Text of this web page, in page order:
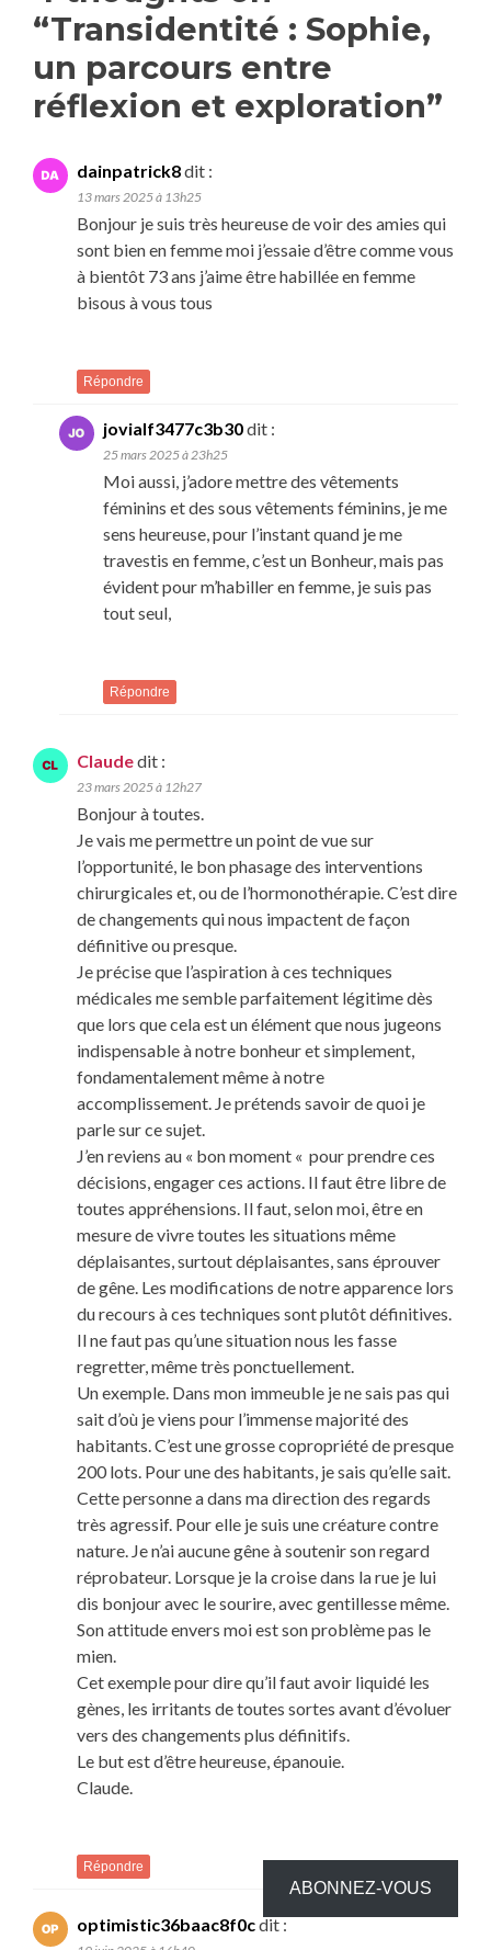
“Transidentité : Sophie,
un parcours entre
réflexion et exploration”
dainpatrick8dit :
13 mars 2025 à 13h25
Bonjour je suis très heureuse de voir des amies qui
sont bien en femme moi j’essaie d’être comme vous
à bientôt 73 ans j’aime être habillée en femme
bisous à vous tous
Répondre
jovialf3477c3b30dit :
25 mars 2025 à 23h25
Moi aussi, j’adore mettre des vêtements
féminins et des sous vêtements féminins, je me
sens heureuse, pour l’instant quand je me
travestis en femme, c’est un Bonheur, mais pas
évident pour m’habiller en femme, je suis pas
tout seul,
Répondre
Claudedit :
23 mars 2025 à 12h27
Bonjour à toutes.
Je vais me permettre un point de vue sur
l’opportunité, le bon phasage des interventions
chirurgicales et, ou de l’hormonothérapie. C’est dire
de changements qui nous impactent de façon
définitive ou presque.
Je précise que l’aspiration à ces techniques
médicales me semble parfaitement légitime dès
que lors que cela est un élément que nous jugeons
indispensable à notre bonheur et simplement,
fondamentalement même à notre
accomplissement. Je prétends savoir de quoi je
parle sur ce sujet.
J’en reviens au « bon moment « pour prendre ces
décisions, engager ces actions. Il faut être libre de
toutes appréhensions. Il faut, selon moi, être en
mesure de vivre toutes les situations même
déplaisantes, surtout déplaisantes, sans éprouver
de gêne. Les modifications de notre apparence lors
du recours à ces techniques sont plutôt définitives.
Il ne faut pas qu’une situation nous les fasse
regretter, même très ponctuellement.
Un exemple. Dans mon immeuble je ne sais pas qui
sait d’où je viens pour l’immense majorité des
habitants. C’est une grosse copropriété de presque
200 lots. Pour une des habitants, je sais qu’elle sait.
Cette personne a dans ma direction des regards
très agressif. Pour elle je suis une créature contre
nature. Je n’ai aucune gêne à soutenir son regard
réprobateur. Lorsque je la croise dans la rue je lui
dis bonjour avec le sourire, avec gentillesse même.
Son attitude envers moi est son problème pas le
mien.
Cet exemple pour dire qu’il faut avoir liquidé les
gènes, les irritants de toutes sortes avant d’évoluer
vers des changements plus définitifs.
Le but est d’être heureuse, épanouie.
Claude.
Répondre
optimistic36baac8f0cdit :
ABONNEZ-VOUS